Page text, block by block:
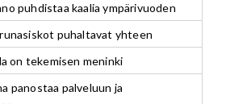
puhdistaa kaalia ympärivuoden
puhaltavat yhteen
on tekemisen meninki
panostaa palveluun ja